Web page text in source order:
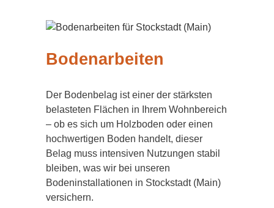
Bodenarbeiten
Der Bodenbelag ist einer der stärksten
belasteten Flächen in Ihrem Wohnbereich
– ob es sich um Holzboden oder einen
hochwertigen Boden handelt, dieser
Belag muss intensiven Nutzungen stabil
bleiben, was wir bei unseren
Bodeninstallationen in Stockstadt (Main)
versichern.